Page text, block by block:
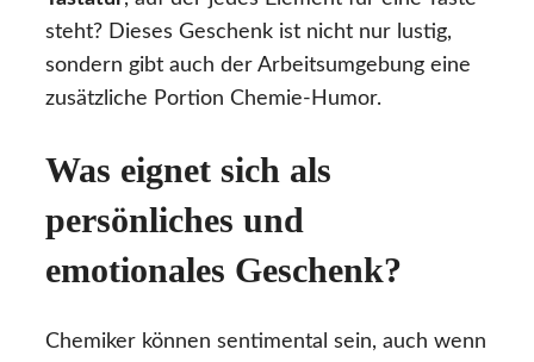
steht? Dieses Geschenk ist nicht nur lustig,
sondern gibt auch der Arbeitsumgebung eine
zusätzliche Portion Chemie-Humor.
Was eignet sich als
persönliches und
emotionales Geschenk?
Chemiker können sentimental sein, auch wenn